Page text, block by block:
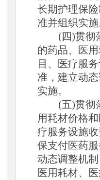
长期护理保
准并组织实施
(四)贯彻
的药品、医
目、医疗服
准，建立动
实施。
(五)贯彻
用耗材价格
疗服务设施
保支付医药
动态调整机制
医用耗材、